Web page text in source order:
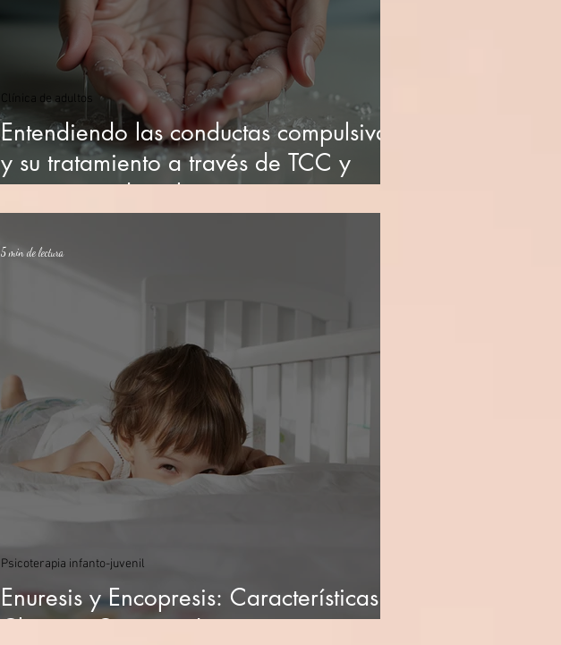
Entendiendo las conductas compulsivas
y su tratamiento a través de TCC y
programas digitales
Clínica de adultos
Enuresis y Encopresis: Características
Clínicas, Causas e Intervenciones
Psicoterapia infanto-juvenil
5 min de lectura